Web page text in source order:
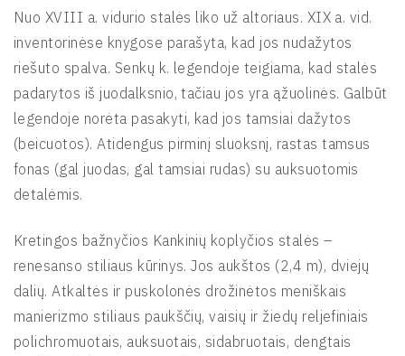
Nuo XVIII a. vidurio stalės liko už altoriaus. XIX a. vid.
inventorinėse knygose parašyta, kad jos nudažytos
riešuto spalva. Senkų k. legendoje teigiama, kad stalės
padarytos iš juodalksnio, tačiau jos yra ąžuolinės. Galbūt
legendoje norėta pasakyti, kad jos tamsiai dažytos
(beicuotos). Atidengus pirminį sluoksnį, rastas tamsus
fonas (gal juodas, gal tamsiai rudas) su auksuotomis
detalėmis.
Kretingos bažnyčios Kankinių koplyčios stalės –
renesanso stiliaus kūrinys. Jos aukštos (2,4 m), dviejų
dalių. Atkaltės ir puskolonės drožinėtos meniškais
manierizmo stiliaus paukščių, vaisių ir žiedų reljefiniais
polichromuotais, auksuotais, sidabruotais, dengtais